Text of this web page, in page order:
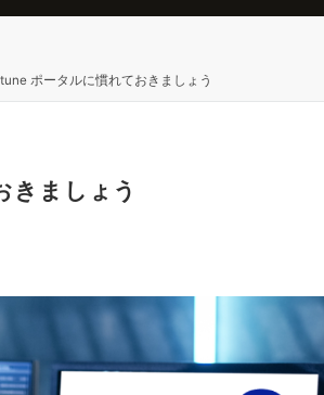
ポータルに慣れておきましょう
きましょう